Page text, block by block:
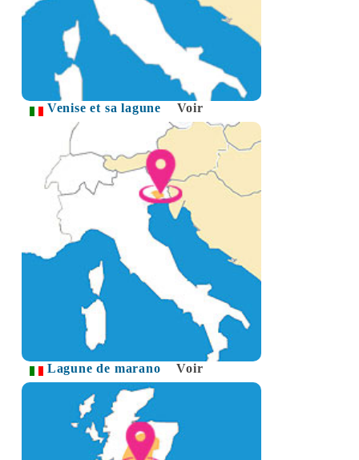
Venise et sa lagune Voir
Lagune de marano Voir